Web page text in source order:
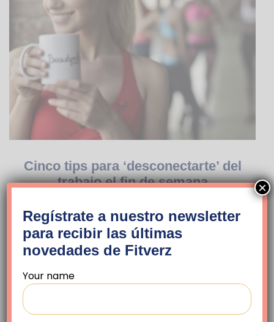
Cinco tips para ‘desconectarte’ del
trabajo el fin de semana
Cinco tips para ‘desconectarte’ del trabajo el fin de
semana Probablemente, desde que comenzó la
pandemia del COVID-19 cada día parece ser igual
Regístrate a nuestro newsletter
para recibir las últimas
novedades de Fitverz
Your name
×